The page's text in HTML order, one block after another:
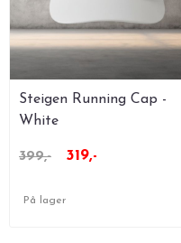
Steigen Running Cap -
White
399,- 319,-
På lager